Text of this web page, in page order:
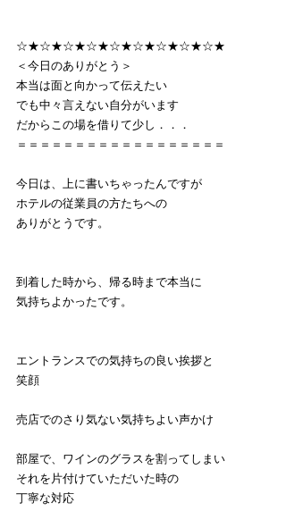
☆★☆★☆★☆★☆★☆★☆★☆★☆★
＜今日のありがとう＞
本当は面と向かって伝えたい
でも中々言えない自分がいます
だからこの場を借りて少し．．．
＝＝＝＝＝＝＝＝＝＝＝＝＝＝＝＝＝＝
今日は、上に書いちゃったんですが
ホテルの従業員の方たちへの
ありがとうです。
到着した時から、帰る時まで本当に
気持ちよかったです。
エントランスでの気持ちの良い挨拶と
笑顔
売店でのさり気ない気持ちよい声かけ
部屋で、ワインのグラスを割ってしまい
それを片付けていただいた時の
丁寧な対応